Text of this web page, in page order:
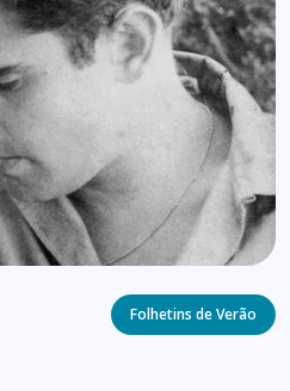
Categories
Folhetins de Verão